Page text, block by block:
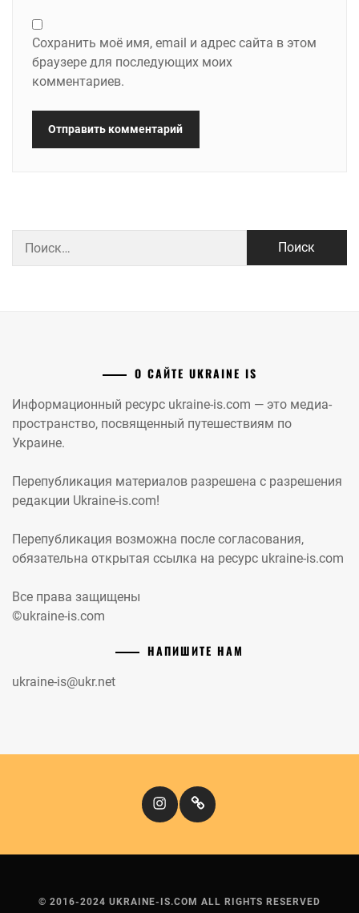
Сохранить моё имя, email и адрес сайта в этом
браузере для последующих моих
комментариев.
О САЙТЕ UKRAINE IS
Информационный ресурс ukraine-is.com — это медиа-
пространство, посвященный путешествиям по
Украине.
Перепубликация материалов разрешена с разрешения
редакции Ukraine-is.com!
Перепубликация возможна после согласования,
обязательна открытая ссылка на ресурс ukraine-is.com
Все права защищены
©ukraine-is.com
НАПИШИТЕ НАМ
ukraine-is@ukr.net
InstagramКіномандри
© 2016-2024 UKRAINE-IS.COM ALL RIGHTS RESERVED